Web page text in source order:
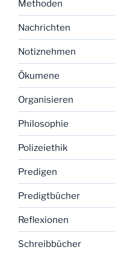
Methoden
Nachrichten
Notiznehmen
Ökumene
Organisieren
Philosophie
Polizeiethik
Predigen
Predigtbücher
Reflexionen
Schreibbücher